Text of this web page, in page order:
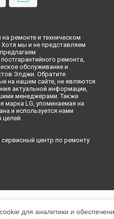
ремонте и техническом
Хотя мы и не представляем
ремонта,
обслуживание и
Элджи. Обратите
на нашем сайте, не являются
актуальной информации,
менеджерами. Также
марка LG, упоминаемая на
и используется нами
центр по ремонту
для аналитики и